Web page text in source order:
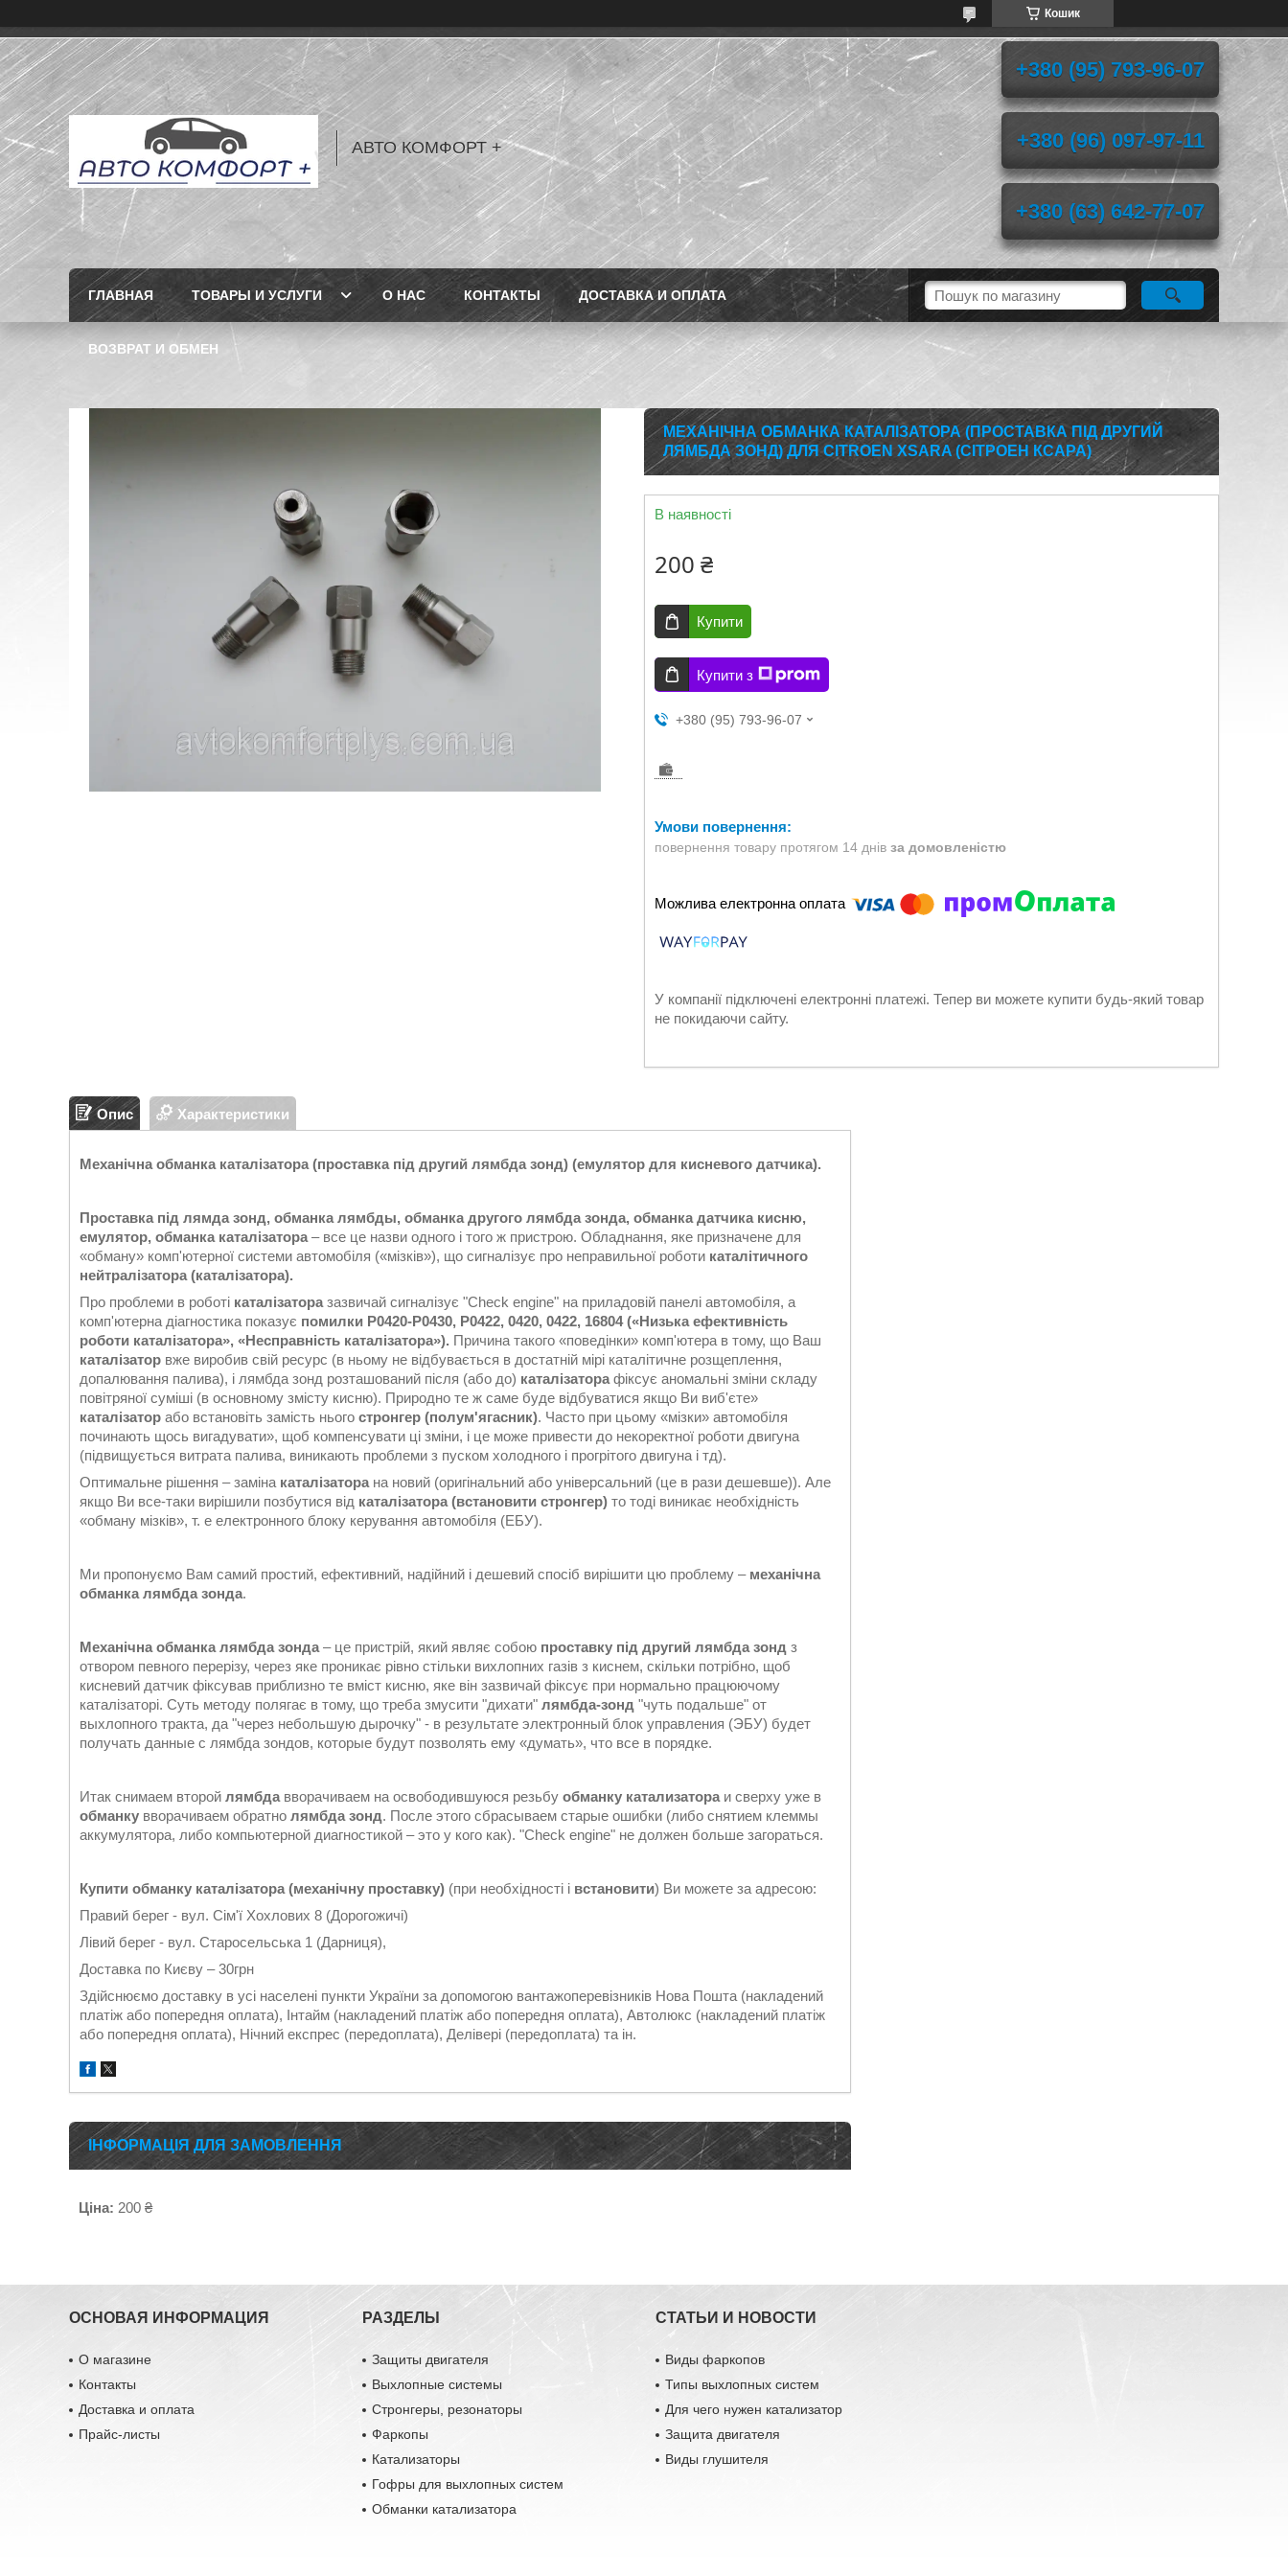
Кошик
АВТО КОМФОРТ +
+380 (95) 793-96-07
+380 (96) 097-97-11
+380 (63) 642-77-07
ГЛАВНАЯ ТОВАРЫ И УСЛУГИ О НАС КОНТАКТЫ ДОСТАВКА И ОПЛАТА
ВОЗВРАТ И ОБМЕН
МЕХАНІЧНА ОБМАНКА КАТАЛІЗАТОРА (ПРОСТАВКА ПІД ДРУГИЙ
ЛЯМБДА ЗОНД) ДЛЯ CITROEN XSARA (СІТРОЕН КСАРА)
В наявності
200 ₴
Купити
Купити з
+380 (95) 793-96-07
повернення товару протягом 14 днів за домовленістю
У компанії підключені електронні платежі. Тепер ви можете купити будь-який товар
не покидаючи сайту.
Опис Характеристики
Механічна обманка каталізатора (проставка під другий лямбда зонд) (емулятор для кисневого датчика).
Проставка під лямда зонд, обманка лямбды, обманка другого лямбда зонда, обманка датчика кисню,
емулятор, обманка каталізатора – все це назви одного і того ж пристрою. Обладнання, яке призначене для
«обману» комп'ютерної системи автомобіля («мізків»), що сигналізує про неправильної роботи каталітичного
нейтралізатора (каталізатора).
Про проблеми в роботі каталізатора зазвичай сигналізує "Check engine" на приладовій панелі автомобіля, а
комп'ютерна діагностика показує помилки P0420-P0430, P0422, 0420, 0422, 16804 («Низька ефективність
роботи каталізатора», «Несправність каталізатора»). Причина такого «поведінки» комп'ютера в тому, що Ваш
каталізатор вже виробив свій ресурс (в ньому не відбувається в достатній мірі каталітичне розщеплення,
допалювання палива), і лямбда зонд розташований після (або до) каталізатора фіксує аномальні зміни складу
повітряної суміші (в основному змісту кисню). Природно те ж саме буде відбуватися якщо Ви виб'єте»
каталізатор або встановіть замість нього стронгер (полум'ягасник). Часто при цьому «мізки» автомобіля
починають щось вигадувати», щоб компенсувати ці зміни, і це може привести до некоректної роботи двигуна
(підвищується витрата палива, виникають проблеми з пуском холодного і прогрітого двигуна і тд).
Оптимальне рішення – заміна каталізатора на новий (оригінальний або універсальний (це в рази дешевше)). Але
якщо Ви все-таки вирішили позбутися від каталізатора (встановити стронгер) то тоді виникає необхідність
«обману мізків», т. е електронного блоку керування автомобіля (ЕБУ).
Ми пропонуємо Вам самий простий, ефективний, надійний і дешевий спосіб вирішити цю проблему – механічна
обманка лямбда зонда.
Механічна обманка лямбда зонда – це пристрій, який являє собою проставку під другий лямбда зонд з
отвором певного перерізу, через яке проникає рівно стільки вихлопних газів з киснем, скільки потрібно, щоб
кисневий датчик фіксував приблизно те вміст кисню, яке він зазвичай фіксує при нормально працюючому
каталізаторі. Суть методу полягає в тому, що треба змусити "дихати" лямбда-зонд "чуть подальше" от
выхлопного тракта, да "через небольшую дырочку" - в результате электронный блок управления (ЭБУ) будет
получать данные с лямбда зондов, которые будут позволять ему «думать», что все в порядке.
Итак снимаем второй лямбда вворачиваем на освободившуюся резьбу обманку катализатора и сверху уже в
обманку вворачиваем обратно лямбда зонд. После этого сбрасываем старые ошибки (либо снятием клеммы
аккумулятора, либо компьютерной диагностикой – это у кого как). "Check engine" не должен больше загораться.
Купити обманку каталізатора (механічну проставку) (при необхідності і встановити) Ви можете за адресою:
Правий берег - вул. Сім'ї Хохлових 8 (Дорогожичі)
Лівий берег - вул. Старосельська 1 (Дарниця),
Доставка по Києву – 30грн
Здійснюємо доставку в усі населені пункти України за допомогою вантажоперевізників Нова Пошта (накладений
платіж або попередня оплата), Інтайм (накладений платіж або попередня оплата), Автолюкс (накладений платіж
або попередня оплата), Нічний експрес (передоплата), Делівері (передоплата) та ін.
ІНФОРМАЦІЯ ДЛЯ ЗАМОВЛЕННЯ
Ціна: 200 ₴
ОСНОВАЯ ИНФОРМАЦИЯ
О магазине
Контакты
Доставка и оплата
Прайс-листы
РАЗДЕЛЫ
Защиты двигателя
Выхлопные системы
Стронгеры, резонаторы
Фаркопы
Катализаторы
Гофры для выхлопных систем
Обманки катализатора
СТАТЬИ И НОВОСТИ
Виды фаркопов
Типы выхлопных систем
Для чего нужен катализатор
Защита двигателя
Виды глушителя